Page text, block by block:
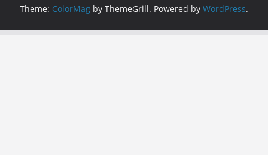
Theme: ColorMag by ThemeGrill. Powered by WordPress.